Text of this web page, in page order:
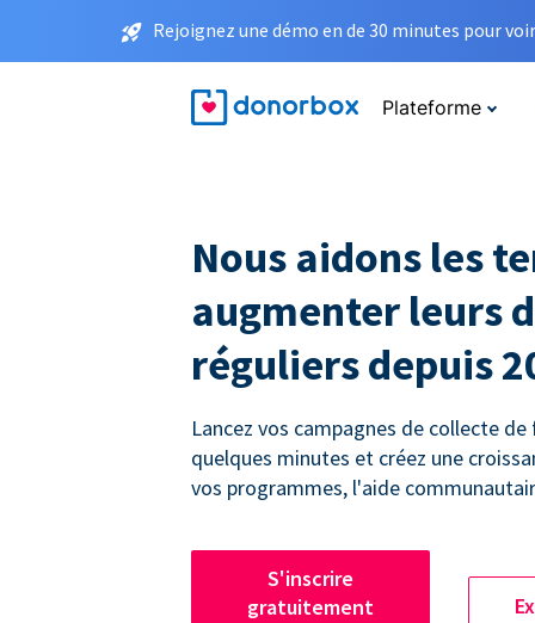
Rejoignez une démo en de 30 minutes pour
Plateforme
Nous aidons les
augmenter leurs
réguliers depuis
Lancez vos campagnes de collecte
quelques minutes et créez une
vos programmes, l'aide
S'inscrire
gratuitement